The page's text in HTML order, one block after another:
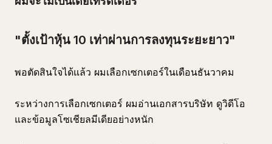
"ตั้งเป้าหุ้น 10 เท่าผ่านการลงทุนระยะยาว"
พอตัดสินใจได้แล้ว ผมเลือกเซกเตอร์ในเดือนธันวาคม
ระหว่างการเลือกเซกเตอร์ ผมอ่านเอกสารบริษัท ดูวิดีโอ
และข้อมูลโซเชียลมีเดียอย่างหนัก